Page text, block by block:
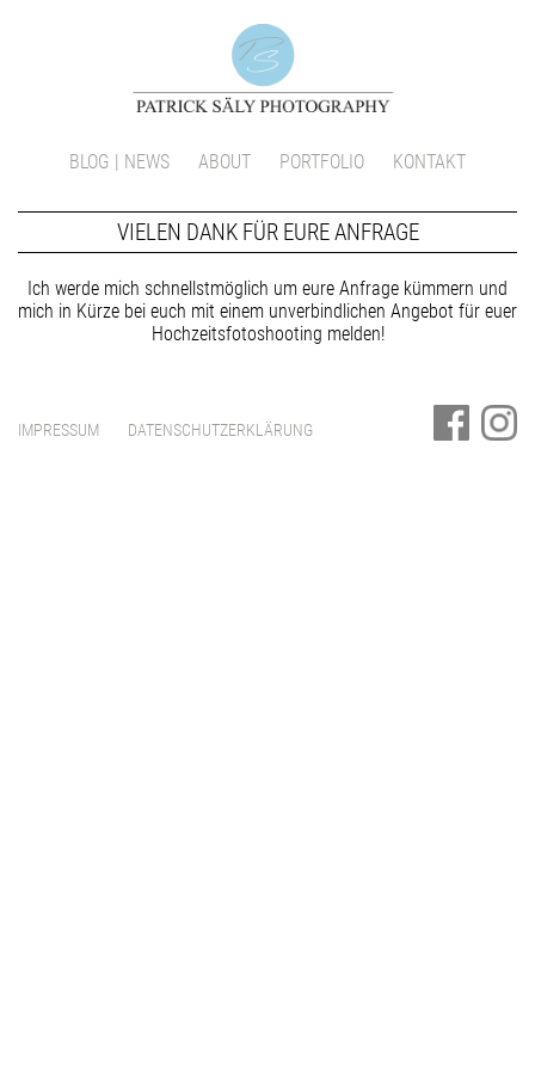
überspringenBLOG | NEWS ABOUT PORTFOLIO KONTAKT
VIELEN DANK FÜR EURE ANFRAGE
Ich werde mich schnellstmöglich um eure Anfrage kümmern und
mich in Kürze bei euch mit einem unverbindlichen Angebot für euer
Hochzeitsfotoshooting melden!
ÜBERSPRINGEN
IMPRESSUM DATENSCHUTZERKLÄRUNG